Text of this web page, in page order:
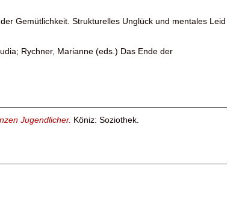
Gemütlichkeit. Strukturelles Unglück und mentales Leid
; Rychner, Marianne (eds.) Das Ende der
Jugendlicher. Köniz: Soziothek.